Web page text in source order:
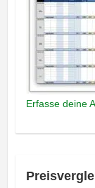
Erfasse deine